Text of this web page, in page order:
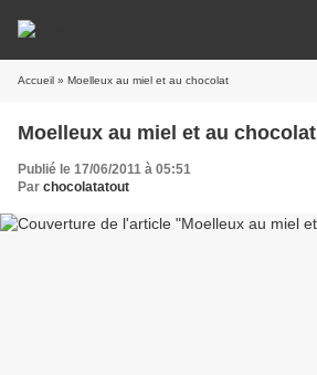
Accueil » Moelleux au miel et au chocolat
Moelleux au miel et au chocolat
Publié le 17/06/2011 à 05:51
Par chocolatatout